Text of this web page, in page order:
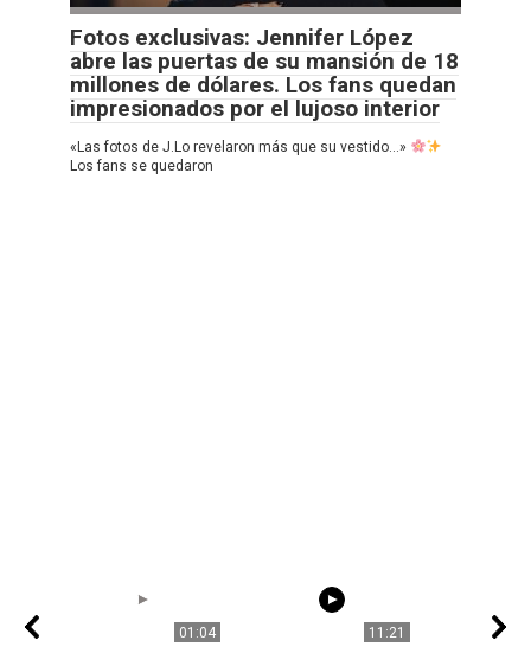
Fotos exclusivas: Jennifer López
abre las puertas de su mansión de 18
millones de dólares. Los fans quedan
impresionados por el lujoso interior
«Las fotos de J.Lo revelaron más que su vestido…»
Los fans se quedaron
01:04 11:21